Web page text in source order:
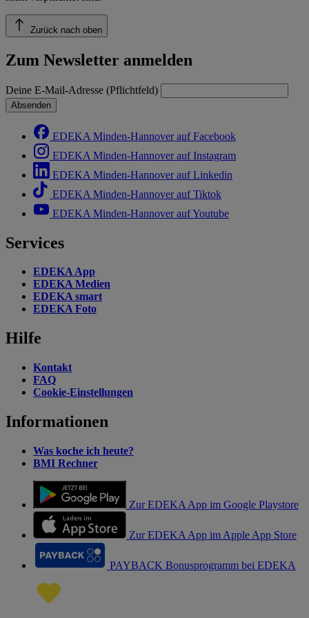
Zurück nach oben
Zum Newsletter anmelden
Deine E-Mail-Adresse (Pflichtfeld)
Absenden
EDEKA Minden-Hannover auf Facebook
EDEKA Minden-Hannover auf Instagram
EDEKA Minden-Hannover auf Linkedin
EDEKA Minden-Hannover auf Tiktok
EDEKA Minden-Hannover auf Youtube
Services
EDEKA App
EDEKA Medien
EDEKA smart
EDEKA Foto
Hilfe
Kontakt
FAQ
Cookie-Einstellungen
Informationen
Was koche ich heute?
BMI Rechner
Zur EDEKA App im Google Playstore
Zur EDEKA App im Apple App Store
PAYBACK Bonusprogramm bei EDEKA